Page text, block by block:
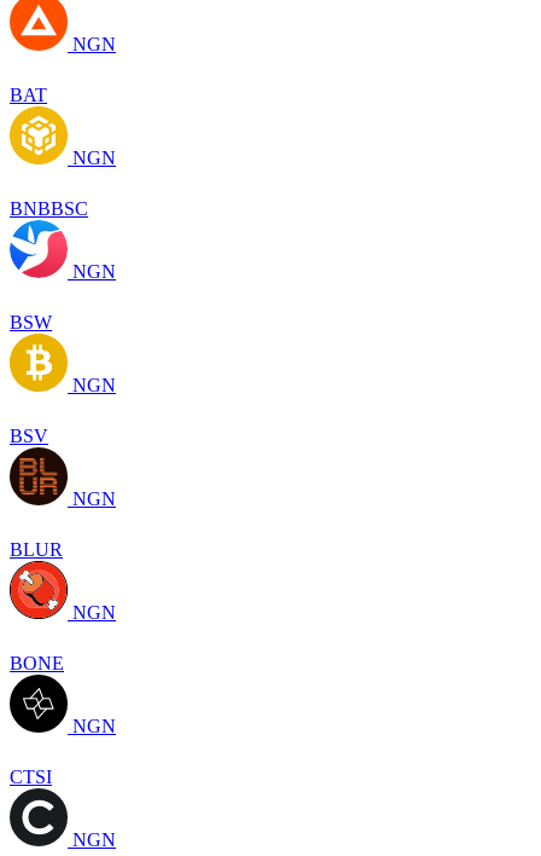
NGN
BAT
NGN
BNBBSC
NGN
BSW
NGN
BSV
NGN
BLUR
NGN
BONE
NGN
CTSI
NGN